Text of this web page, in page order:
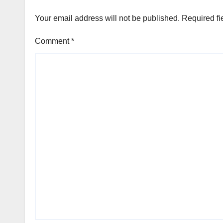
Your email address will not be published. Required
Comment*